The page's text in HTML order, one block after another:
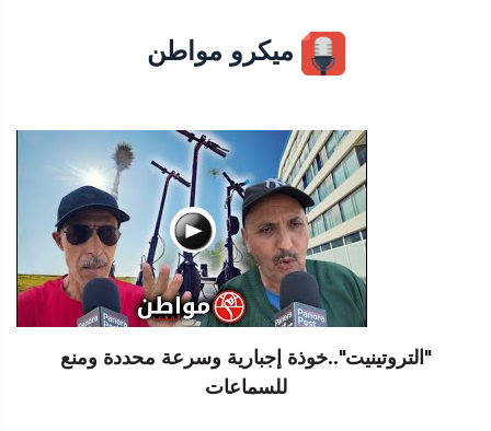
ميكرو مواطن
"التروتينيت"..خوذة إجبارية وسرعة محددة ومنع
للسماعات